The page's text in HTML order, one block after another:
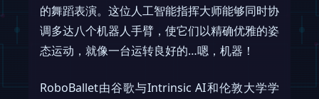
的舞蹈表演。这位人工智能指挥大师能够同时协
调多达八个机器人手臂，使它们以精确优雅的姿
态运动，就像一台运转良好的…嗯，机器！
RoboBallet由谷歌与Intrinsic AI和伦敦大学学